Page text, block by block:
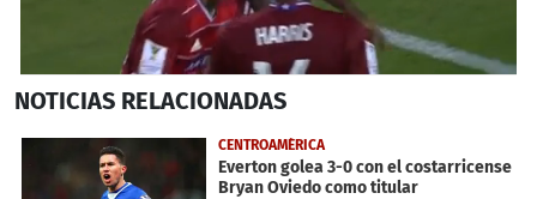
seconds
1
NOTICIAS RELACIONADAS
CENTROAMÉRICA
Everton golea 3-0 con el costarricense
Bryan Oviedo como titular